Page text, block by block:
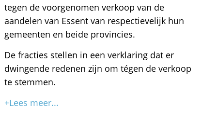
tegen de voorgenomen verkoop van de
aandelen van Essent van respectievelijk hun
gemeenten en beide provincies.
De fracties stellen in een verklaring dat er
dwingende redenen zijn om tégen de verkoop
te stemmen.
+Lees meer...